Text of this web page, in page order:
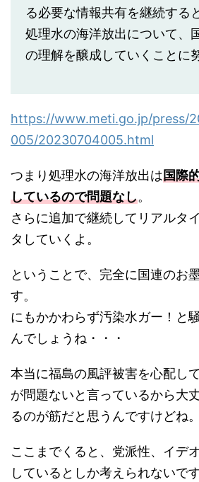
る必要な情報共有を継続する
処理水の海洋放出について、
の理解を醸成していくことに
https://www.meti.go.jp/press/
005/20230704005.html
つまり処理水の海洋放出は国際
しているので問題なし。
さらに追加で継続してリアルタ
タしていくよ。
ということで、完全に国連のお
す。
にもかかわらず汚染水ガー！と
んでしょうね・・・
本当に福島の風評被害を心配し
が問題ないと言っているから大
るのが筋だと思うんですけどね。
ここまでくると、党派性、イデ
しているとしか考えられないです